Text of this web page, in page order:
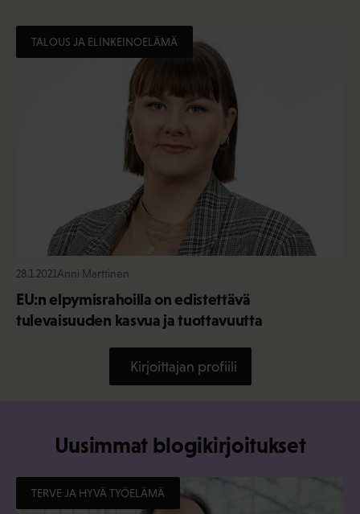
TALOUS JA ELINKEINOELÄMÄ
28.1.2021Anni Marttinen
EU:n elpymisrahoilla on edistettävä
tulevaisuuden kasvua ja tuottavuutta
Kirjoittajan profiili
Uusimmat blogikirjoitukset
TERVE JA HYVÄ TYÖELÄMÄ